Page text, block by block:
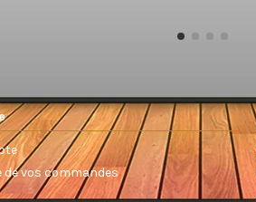
de vos commandes